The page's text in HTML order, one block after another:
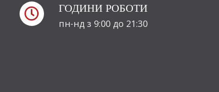
 ГОДИНИ РОБОТИ
пн-нд з 9:00 до 21:30